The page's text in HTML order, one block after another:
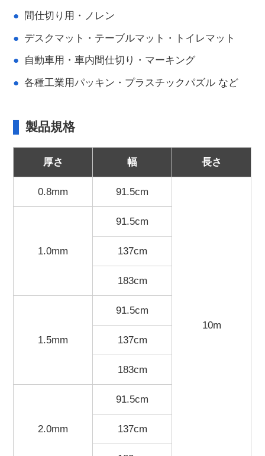
間仕切り用・ノレン
デスクマット・テーブルマット・トイレマット
自動車用・車内間仕切り・マーキング
各種工業用パッキン・プラスチックパズル など
製品規格
厚さ 幅 長さ
0.8mm 91.5cm
10m
1.0mm
91.5cm
137cm
183cm
1.5mm
91.5cm
137cm
183cm
2.0mm
91.5cm
137cm